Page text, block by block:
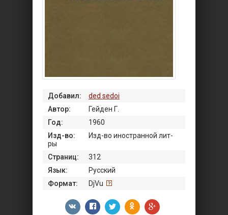
Добавил:
ded sedoi
Автор:
Гейден Г.
Год:
1960
Изд-во:
Изд-во иностранной лит-
ры
Страниц:
312
Язык:
Русский
Формат:
DjVu